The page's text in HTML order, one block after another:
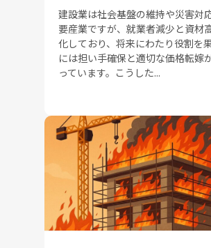
建設業は社会基盤の維持や災害対
要産業ですが、就業者減少と資材
化しており、将来にわたり役割を
には担い手確保と適切な価格転嫁
っています。こうした...